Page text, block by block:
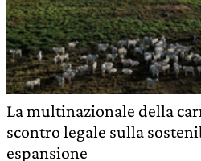
La multinazionale della
scontro legale sulla
espansione